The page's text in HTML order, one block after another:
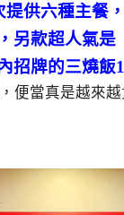
提供六種主餐
另款超人氣是
招牌的三燒飯
便當真是越來越